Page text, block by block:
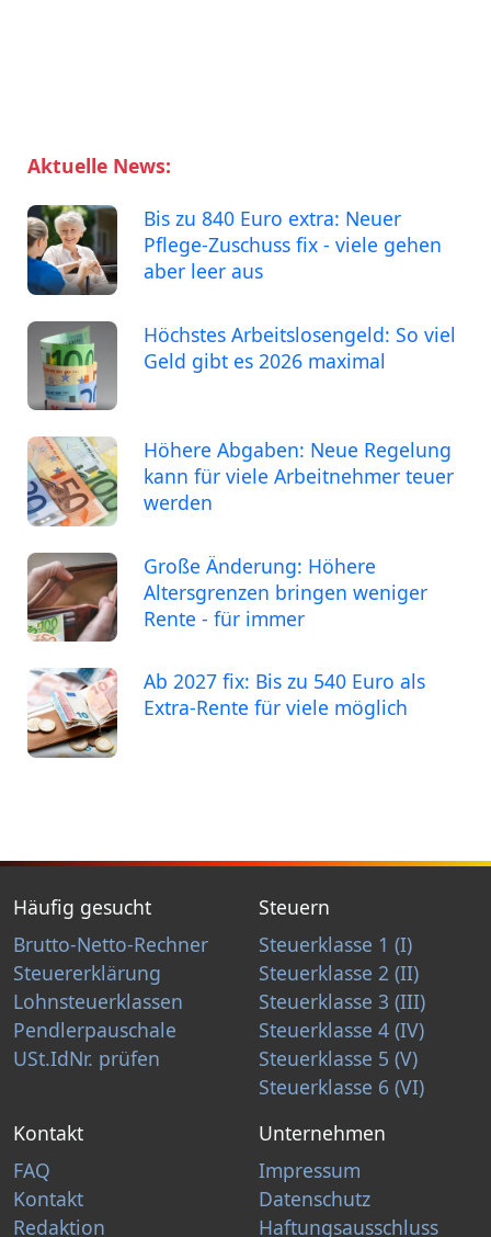
Aktuelle News:
Bis zu 840 Euro extra: Neuer
Pflege-Zuschuss fix - viele gehen
aber leer aus
Höchstes Arbeitslosengeld: So viel
Geld gibt es 2026 maximal
Höhere Abgaben: Neue Regelung
kann für viele Arbeitnehmer teuer
werden
Große Änderung: Höhere
Altersgrenzen bringen weniger
Rente - für immer
Ab 2027 fix: Bis zu 540 Euro als
Extra-Rente für viele möglich
Häufig gesucht
Brutto-Netto-Rechner
Steuererklärung
Lohnsteuerklassen
Pendlerpauschale
USt.IdNr. prüfen
Steuern
Steuerklasse 1 (I)
Steuerklasse 2 (II)
Steuerklasse 3 (III)
Steuerklasse 4 (IV)
Steuerklasse 5 (V)
Steuerklasse 6 (VI)
Kontakt
FAQ
Kontakt
Redaktion
Unternehmen
Impressum
Datenschutz
Haftungsausschluss